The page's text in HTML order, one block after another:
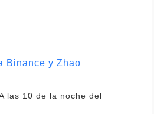
Binance y Zhao
las 10 de la noche del